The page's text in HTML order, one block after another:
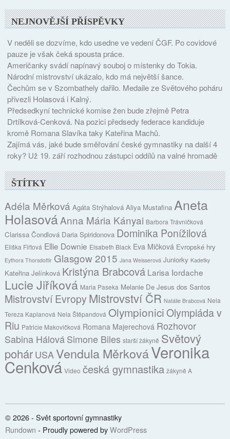
NEJNOVĚJŠÍ PŘÍSPĚVKY
V neděli se dozvíme, kdo usedne ve vedení ČGF. Po covidové
pauze je však čeká spousta práce.
Američanky svádí napínavý souboj o místenky do Tokia.
Národní mistrovství ukázalo, kdo má největší šance.
Čechům se v Szombathely dařilo. Medaile ze Světového poháru
přivezli Holasová i Kalný.
Předsedkyní technické komise žen bude zřejmě Petra
Drtílková-Cenková. Na pozici předsedy federace kandiduje
kromě Romana Slavíka taky Kateřina Machů.
Zajímá vás, jaké bude směřování české gymnastiky na další 4
roky? Už 19. září rozhodnou zástupci oddílů na valné hromadě
ŠTÍTKY
Adéla Měrková Agáta Strýhalová Aliya Mustafina Aneta
HolasováAnna Mária Kányai Barbora Trávničková
Clarissa Čondlová Daria Spiridonova Dominika Ponížilová
Eliška Fiřtová Ellie Downie Elsabeth Black Eva Mičková Evropské hry
Eythora Thorsdottir Glasgow 2015 Jana Weisserová Juniorky Kadetky
Kateřina Jelínková Kristýna Brabcová Larisa Iordache
Lucie Jiříková Maria Paseka Melanie De Jesus dos Santos
Mistrovství Evropy Mistrovství ČR Natálie Brabcová Nela
Tereza Kaplanová Nela Štěpandová OlympioniciOlympiáda v
Riu Patricie Makovičková Romana Majerechová Rozhovor
Sabina HálováSimone Biles starší žákyně Světový
pohárUSAVendula MěrkováVeronika
Cenková Video česká gymnastika žákyně A
© 2026 - Svět sportovní gymnastiky
Rundown - Proudly powered byWordPress